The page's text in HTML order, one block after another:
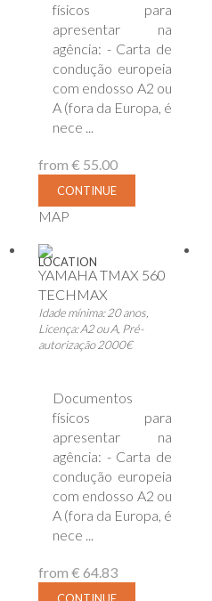
físicos para
apresentar na
agência: - Carta de
condução europeia
com endosso A2 ou
A (fora da Europa, é
nece ...
from € 55.00
CONTINUE
MAP
LOCATION
YAMAHA TMAX 560
TECHMAX
Idade mínima: 20 anos,
Licença: A2 ou A, Pré-
autorização 2000€
Documentos
físicos para
apresentar na
agência: - Carta de
condução europeia
com endosso A2 ou
A (fora da Europa, é
nece ...
from € 64.83